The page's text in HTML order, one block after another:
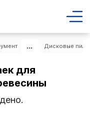
... Дисковые
для